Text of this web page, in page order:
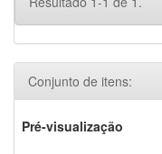
Conjunto de itens:
Pré-visualização